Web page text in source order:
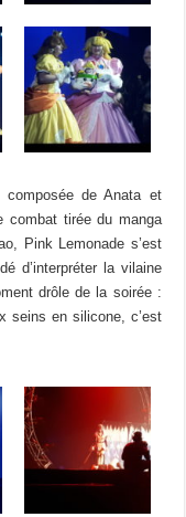
composée de Anata et
combat tirée du manga
Pink Lemonade s’est
d’interpréter la vilaine
drôle de la soirée :
seins en silicone, c’est